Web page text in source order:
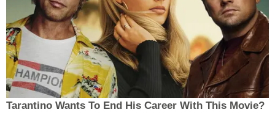
Tarantino Wants To End His Career With This Movie?